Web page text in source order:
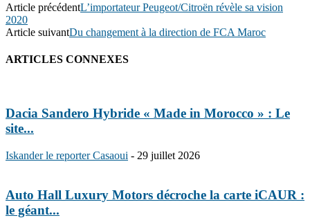
Article précédentL’importateur Peugeot/Citroën révèle sa vision
2020
Article suivantDu changement à la direction de FCA Maroc
ARTICLES CONNEXES
Dacia Sandero Hybride « Made in Morocco » : Le
site...
Iskander le reporter Casaoui - 29 juillet 2026
Auto Hall Luxury Motors décroche la carte iCAUR :
le géant...